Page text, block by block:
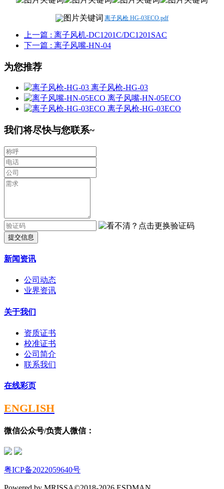
离子风枪 HG-03ECO.pdf
上一篇 : 离子风机-DC1201C/DC1201SAC
下一篇 : 离子风嘴-HN-04
为您推荐
离子风枪-HG-03
离子风嘴-HN-05ECO
离子风枪-HG-03ECO
我们将尽快与您联系~
提交信息
新闻资讯
公司动态
业界资讯
关于我们
资质证书
校准证书
公司简介
联系我们
在线彩页
ENGLISH
微信公众号/负责人微信：
粤ICP备2022059640号